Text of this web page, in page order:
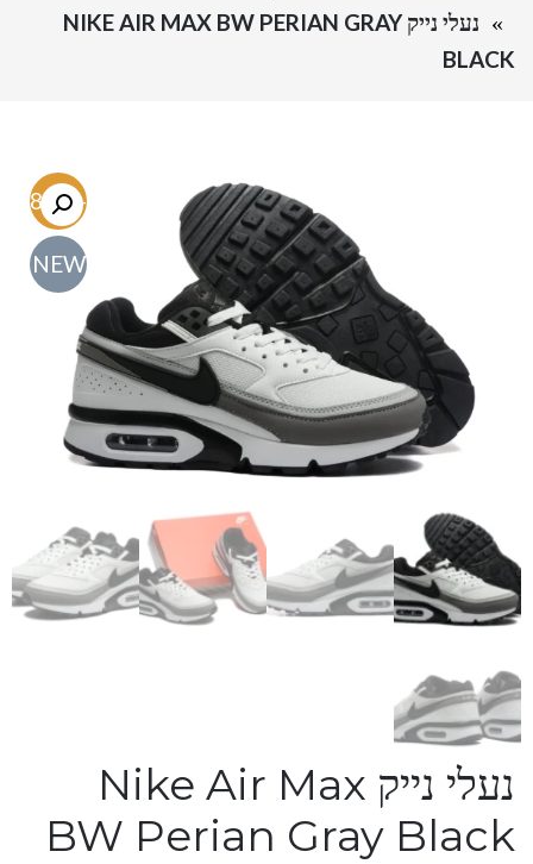
נעלי נייק NIKE AIR MAX BW PERIAN GRAY
BLACK
-48.6%
NEW
נעלי נייק Nike Air Max
BW Perian Gray Black